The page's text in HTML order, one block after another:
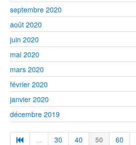
septembre 2020
août 2020
juin 2020
mai 2020
mars 2020
février 2020
janvier 2020
décembre 2019
... 30 40 50 60